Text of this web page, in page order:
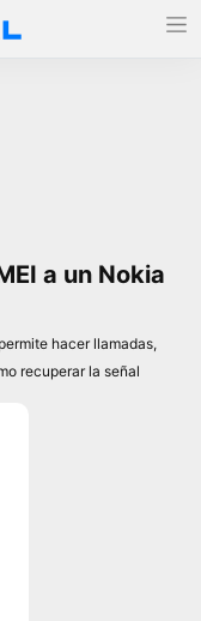
a un Nokia
hacer llamadas,
recuperar la señal